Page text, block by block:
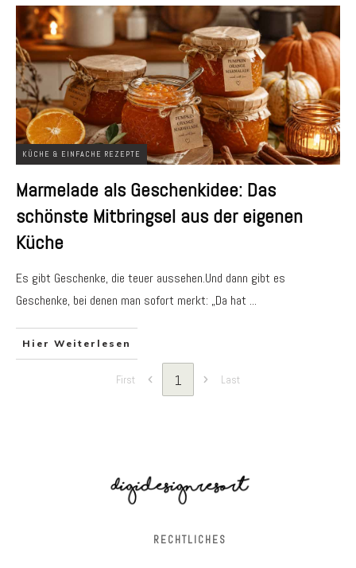
KÜCHE & EINFACHE REZEPTE
Marmelade als Geschenkidee: Das
schönste Mitbringsel aus der eigenen
Küche
Es gibt Geschenke, die teuer aussehen.Und dann gibt es
Geschenke, bei denen man sofort merkt: „Da hat ...
Hier Weiterlesen
First 1 Last
RECHTLICHES